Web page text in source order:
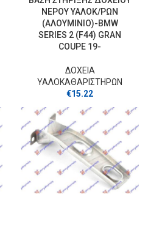
ΝΕΡΟΥ ΥΑΛΟΚ/ΡΩΝ
(ΑΛΟΥΜΙΝΙΟ)-BMW
SERIES 2 (F44) GRAN
COUPE 19-
ΔΟΧΕΙΑ
ΥΑΛΟΚΑΘΑΡΙΣΤΗΡΩΝ
€15.22